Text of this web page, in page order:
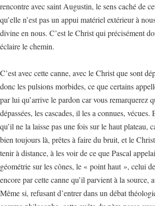
rencontre avec saint Augustin, le sens caché de
qu’elle n’est pas un appui matériel extérieur à
divine en nous. C’est le Christ qui précisément
éclaire le chemin.
C’est avec cette canne, avec le Christ que sont
donc les pulsions morbides, ce que certains
par lui qu’arrive le pardon car vous remarquerez
dépassées, les cascades, il les a connues, vécues.
qu’il ne la laisse pas une fois sur le haut plateau,
bien toujours là, prêtes à faire du bruit, et le
tenir à distance, à les voir de ce que Pascal
géométrie sur les cônes, le « point haut », celui
encore par cette canne qu’il parvient à la source,
Même si, refusant d’entrer dans un débat